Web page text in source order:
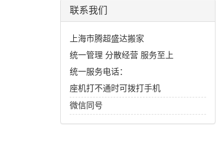
联系我们
上海市腾超盛达搬家
统一管理 分散经营 服务至上
统一服务电话：
座机打不通时可拨打手机
微信同号